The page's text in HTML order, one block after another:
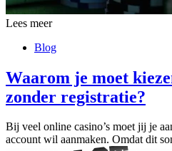
Lees meer
Blog
Waarom je moet
zonder registratie?
Bij veel online casino’s moet jij je
account wil aanmaken. Omdat dit